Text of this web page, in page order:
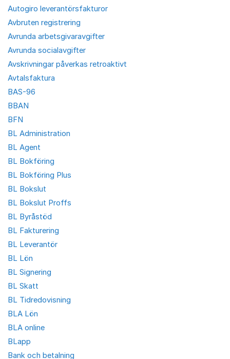
Autogiro leverantörsfakturor
Avbruten registrering
Avrunda arbetsgivaravgifter
Avrunda socialavgifter
Avskrivningar påverkas retroaktivt
Avtalsfaktura
BAS-96
BBAN
BFN
BL Administration
BL Agent
BL Bokföring
BL Bokföring Plus
BL Bokslut
BL Bokslut Proffs
BL Byråstöd
BL Fakturering
BL Leverantör
BL Lön
BL Signering
BL Skatt
BL Tidredovisning
BLA Lön
BLA online
BLapp
Bank och betalning